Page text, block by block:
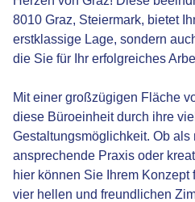
8010 Graz, Steiermark, bietet
erstklassige Lage, sondern
die Sie für Ihr erfolgreiches
Mit einer großzügigen Fläche
diese Büroeinheit durch ihre
Gestaltungsmöglichkeit. Ob als
ansprechende Praxis oder
hier können Sie Ihrem
vier hellen und freundlichen